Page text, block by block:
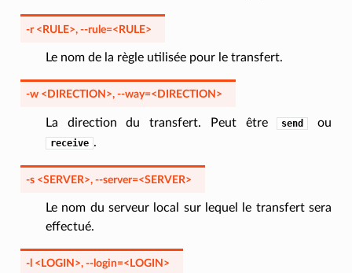
-r <RULE>, --rule=<RULE>
Le nom de la règle utilisée pour le transfert.
-w <DIRECTION>, --way=<DIRECTION>
La direction du transfert. Peut être send ou
receive .
-s <SERVER>, --server=<SERVER>
Le nom du serveur local sur lequel le transfert sera
effectué.
-l <LOGIN>, --login=<LOGIN>